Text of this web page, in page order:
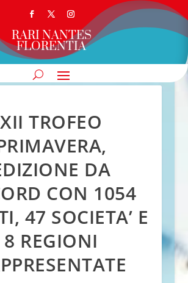
RARI NANTES
FLORENTIA
XII TROFEO
DA
CON 1054
47 SOCIETA’ E
8 REGIONI